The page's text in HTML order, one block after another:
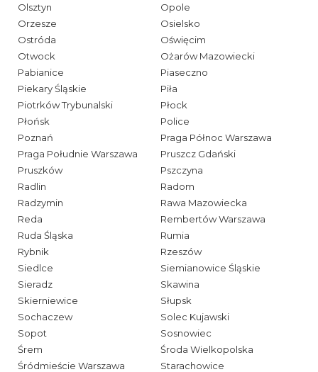
Olsztyn
Opole
Orzesze
Osielsko
Ostróda
Oświęcim
Otwock
Ożarów Mazowiecki
Pabianice
Piaseczno
Piekary Śląskie
Piła
Piotrków Trybunalski
Płock
Płońsk
Police
Poznań
Praga Północ Warszawa
Praga Południe Warszawa
Pruszcz Gdański
Pruszków
Pszczyna
Radlin
Radom
Radzymin
Rawa Mazowiecka
Reda
Rembertów Warszawa
Ruda Śląska
Rumia
Rybnik
Rzeszów
Siedlce
Siemianowice Śląskie
Sieradz
Skawina
Skierniewice
Słupsk
Sochaczew
Solec Kujawski
Sopot
Sosnowiec
Śrem
Środa Wielkopolska
Śródmieście Warszawa
Starachowice